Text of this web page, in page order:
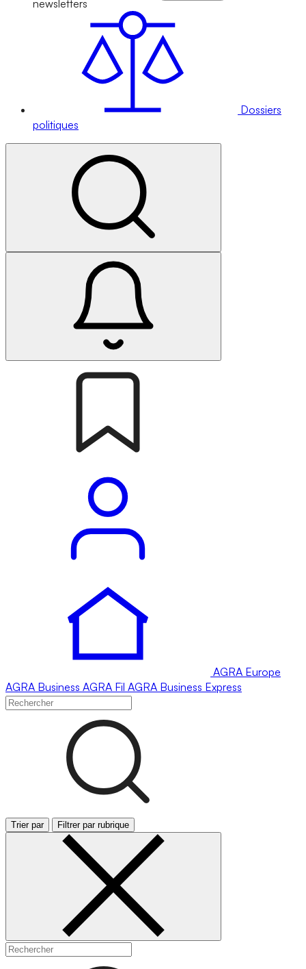
newsletters
Dossiers
politiques
AGRA Europe
AGRA Business AGRA Fil AGRA Business Express
Trier par Filtrer par rubrique